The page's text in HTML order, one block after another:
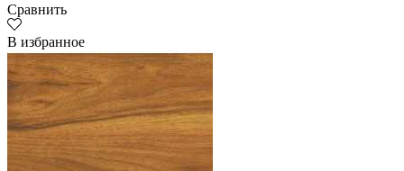
Сравнить
В избранное